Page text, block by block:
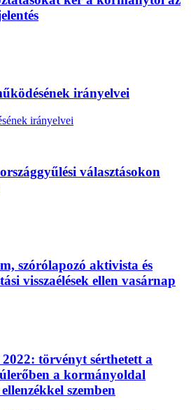
irányelvei
irányelvei
választásokon
szórólapozó aktivista és
visszaélések ellen vasárnap
törvényt sérthetett a
a kormányoldal
szemben